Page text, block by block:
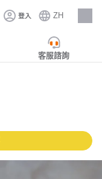
登入 ZH
人才招募
客服諮詢